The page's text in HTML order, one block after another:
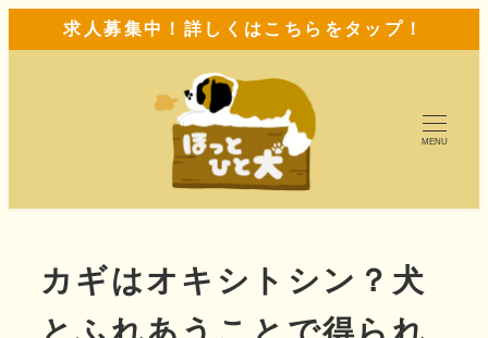
求人募集中！詳しくはこちらをタップ！
MENU
カギはオキシトシン？犬